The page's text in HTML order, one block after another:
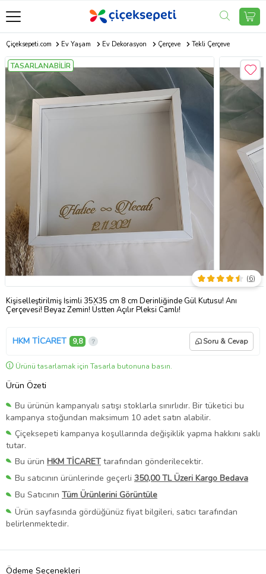
Çiçeksepeti.com Ev Yaşam Ev Dekorasyon Çerçeve Tekli Çerçeve
TASARLANABİLİR
Kişiselleştirilmiş İsimli 35X35 cm 8 cm Derinliğinde Gül Kutusu! Anı
Çerçevesi! Beyaz Zemin! Üstten Açılır Pleksi Camlı!
(6)
HKM TİCARET 9,8 Soru & Cevap
Ürünü tasarlamak için Tasarla butonuna basın.
Ürün Özeti
Bu ürünün kampanyalı satışı stoklarla sınırlıdır. Bir tüketici bu
kampanya stoğundan maksimum 10 adet satın alabilir.
Çiçeksepeti kampanya koşullarında değişiklik yapma hakkını saklı
tutar.
Bu ürün HKM TİCARET tarafından gönderilecektir.
Bu satıcının ürünlerinde geçerli 350,00 TL Üzeri Kargo Bedava
Bu Satıcının Tüm Ürünlerini Görüntüle
Ürün sayfasında gördüğünüz fiyat bilgileri, satıcı tarafından
belirlenmektedir.
Ödeme Seçenekleri